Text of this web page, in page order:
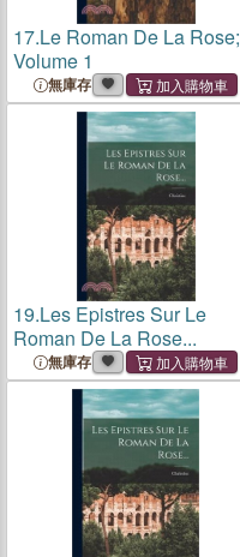
17.Le Roman De La Rose;
Volume 1
無庫存
19.Les Epistres Sur Le
Roman De La Rose...
無庫存